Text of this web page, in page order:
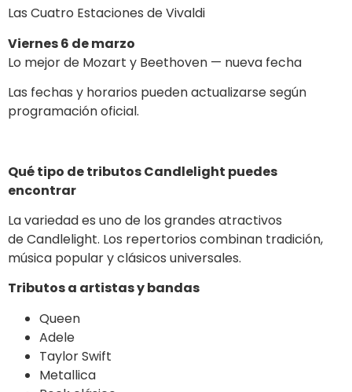
Las Cuatro Estaciones de Vivaldi
Viernes 6 de marzo
Lo mejor de Mozart y Beethoven — nueva fecha
Las fechas y horarios pueden actualizarse según
programación oficial.
Qué tipo de tributos Candlelight puedes
encontrar
La variedad es uno de los grandes atractivos
de Candlelight. Los repertorios combinan tradición,
música popular y clásicos universales.
Tributos a artistas y bandas
Queen
Adele
Taylor Swift
Metallica